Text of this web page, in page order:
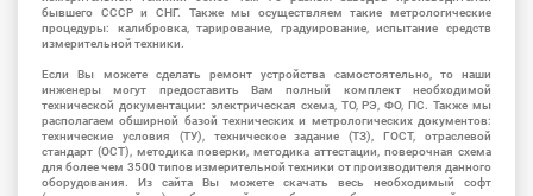
бывшего СССР и СНГ. Также мы осуществляем такие метрологические
процедуры: калибровка, тарирование, градуирование, испытание средств
измерительной техники.
Если Вы можете сделать ремонт устройства самостоятельно, то наши
инженеры могут предоставить Вам полный комплект необходимой
технической документации: электрическая схема, ТО, РЭ, ФО, ПС. Также мы
располагаем обширной базой технических и метрологических документов:
технические условия (ТУ), техническое задание (ТЗ), ГОСТ, отраслевой
стандарт (ОСТ), методика поверки, методика аттестации, поверочная схема
для более чем 3500 типов измерительной техники от производителя данного
оборудования. Из сайта Вы можете скачать весь необходимый софт